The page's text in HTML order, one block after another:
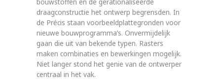
draagconstructie het ontwerp begrensden. In
de Précis staan voorbeeld­platte­gronden voor
nieuwe bouwprogramma’s. Onvermijdelijk
gaan die uit van bekende typen. Rasters
maken combinaties en bewerkingen mogelijk.
Niet langer stond het genie van de ontwerper
centraal in het vak.